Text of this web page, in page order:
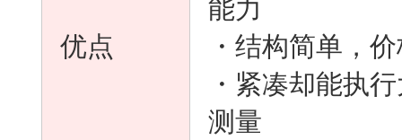
优点
・结构简单，
・紧凑却能执
测量